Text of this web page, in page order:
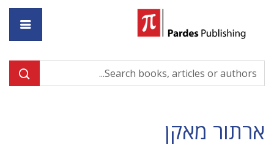
ארתור מאקן